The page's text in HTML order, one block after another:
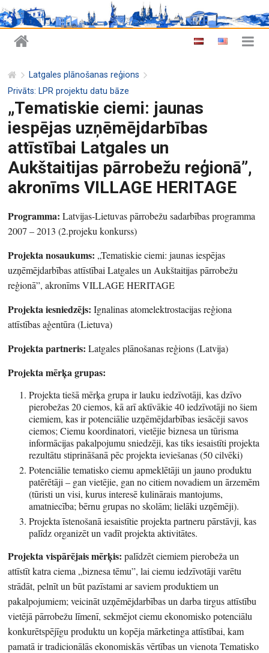
Latgales plānošanas reģions
Privāts: LPR projektu datu bāze
„Tematiskie ciemi: jaunas
iespējas uzņēmējdarbības
attīstībai Latgales un
Aukštaitijas pārrobežu reģionā”,
akronīms VILLAGE HERITAGE
Programma: Latvijas-Lietuvas pārrobežu sadarbības programma
2007 – 2013 (2.projeku konkurss)
Projekta nosaukums: „Tematiskie ciemi: jaunas iespējas
uzņēmējdarbības attīstībai Latgales un Aukštaitijas pārrobežu
reģionā”, akronīms VILLAGE HERITAGE
Projekta iesniedzējs: Ignalinas atomelektrostacijas reģiona
attīstības aģentūra (Lietuva)
Projekta partneris: Latgales plānošanas reģions (Latvija)
Projekta mērķa grupas:
Projekta tiešā mērķa grupa ir lauku iedzīvotāji, kas dzīvo
pierobežas 20 ciemos, kā arī aktīvākie 40 iedzīvotāji no šiem
ciemiem, kas ir potenciālie uzņēmējdarbības iesācēji savos
ciemos; Ciemu koordinatori, vietējie biznesa un tūrisma
informācijas pakalpojumu sniedzēji, kas tiks iesaistīti projekta
rezultātu stiprināšanā pēc projekta ieviešanas (50 cilvēki)
Potenciālie tematisko ciemu apmeklētāji un jauno produktu
patērētāji – gan vietējie, gan no citiem novadiem un ārzemēm
(tūristi un visi, kurus interesē kulinārais mantojums,
amatniecība; bērnu grupas no skolām; lielāki uzņēmēji).
Projekta īstenošanā iesaistītie projekta partneru pārstāvji, kas
palīdz organizēt un vadīt projekta aktivitātes.
Projekta vispārējais mērķis: palīdzēt ciemiem pierobeža un
attīstīt katra ciema „biznesa tēmu”, lai ciemu iedzīvotāji varētu
strādāt, pelnīt un būt pazīstami ar saviem produktiem un
pakalpojumiem; veicināt uzņēmējdarbības un darba tirgus attīstību
vietējā pārrobežu līmenī, sekmējot ciemu ekonomisko potenciālu
konkurētspējīgu produktu un kopēja mārketinga attīstībai, kam
pamatā ir tradicionālās ekonomiskās vērtības un vienota Tematisko